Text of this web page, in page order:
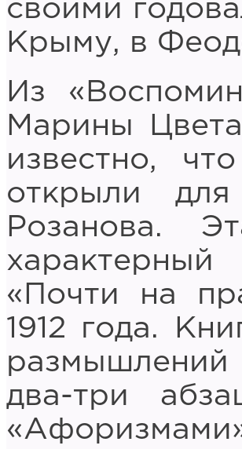
своими
Крыму, в
Из
Марины
известно,
открыли
Розанова.
«Почти на
1912 года.
два-три